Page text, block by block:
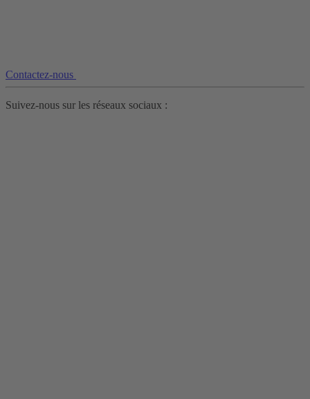
Contactez-nous
Suivez-nous sur les réseaux sociaux :